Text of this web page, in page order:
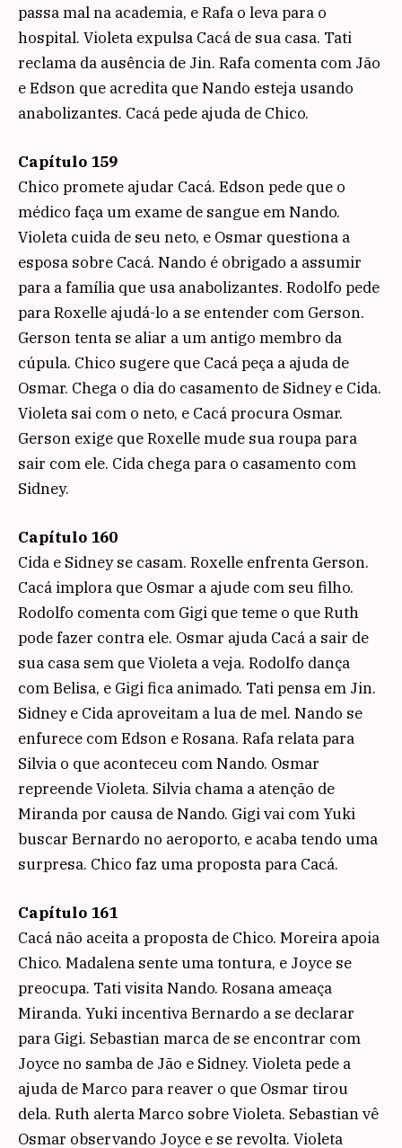
passa mal na academia, e Rafa o leva para o
hospital. Violeta expulsa Cacá de sua casa. Tati
reclama da ausência de Jin. Rafa comenta com Jão
e Edson que acredita que Nando esteja usando
anabolizantes. Cacá pede ajuda de Chico.
Capítulo 159
Chico promete ajudar Cacá. Edson pede que o
médico faça um exame de sangue em Nando.
Violeta cuida de seu neto, e Osmar questiona a
esposa sobre Cacá. Nando é obrigado a assumir
para a família que usa anabolizantes. Rodolfo pede
para Roxelle ajudá-lo a se entender com Gerson.
Gerson tenta se aliar a um antigo membro da
cúpula. Chico sugere que Cacá peça a ajuda de
Osmar. Chega o dia do casamento de Sidney e Cida.
Violeta sai com o neto, e Cacá procura Osmar.
Gerson exige que Roxelle mude sua roupa para
sair com ele. Cida chega para o casamento com
Sidney.
Capítulo 160
Cida e Sidney se casam. Roxelle enfrenta Gerson.
Cacá implora que Osmar a ajude com seu filho.
Rodolfo comenta com Gigi que teme o que Ruth
pode fazer contra ele. Osmar ajuda Cacá a sair de
sua casa sem que Violeta a veja. Rodolfo dança
com Belisa, e Gigi fica animado. Tati pensa em Jin.
Sidney e Cida aproveitam a lua de mel. Nando se
enfurece com Edson e Rosana. Rafa relata para
Silvia o que aconteceu com Nando. Osmar
repreende Violeta. Silvia chama a atenção de
Miranda por causa de Nando. Gigi vai com Yuki
buscar Bernardo no aeroporto, e acaba tendo uma
surpresa. Chico faz uma proposta para Cacá.
Capítulo 161
Cacá não aceita a proposta de Chico. Moreira apoia
Chico. Madalena sente uma tontura, e Joyce se
preocupa. Tati visita Nando. Rosana ameaça
Miranda. Yuki incentiva Bernardo a se declarar
para Gigi. Sebastian marca de se encontrar com
Joyce no samba de Jão e Sidney. Violeta pede a
ajuda de Marco para reaver o que Osmar tirou
dela. Ruth alerta Marco sobre Violeta. Sebastian vê
Osmar observando Joyce e se revolta. Violeta